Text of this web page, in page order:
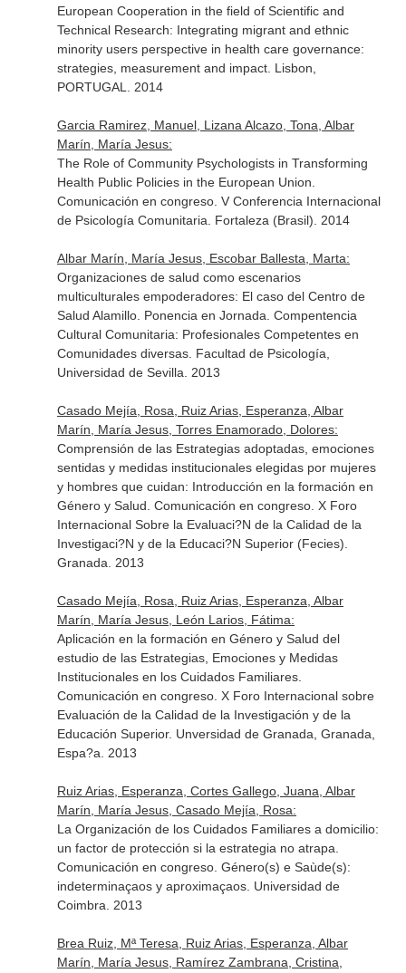
European Cooperation in the field of Scientific and
Technical Research: Integrating migrant and ethnic
minority users perspective in health care governance:
strategies, measurement and impact. Lisbon,
PORTUGAL. 2014
Garcia Ramirez, Manuel, Lizana Alcazo, Tona, Albar
Marín, María Jesus:
The Role of Community Psychologists in Transforming
Health Public Policies in the European Union.
Comunicación en congreso. V Conferencia Internacional
de Psicología Comunitaria. Fortaleza (Brasil). 2014
Albar Marín, María Jesus, Escobar Ballesta, Marta:
Organizaciones de salud como escenarios
multiculturales empoderadores: El caso del Centro de
Salud Alamillo. Ponencia en Jornada. Compentencia
Cultural Comunitaria: Profesionales Competentes en
Comunidades diversas. Facultad de Psicología,
Universidad de Sevilla. 2013
Casado Mejía, Rosa, Ruiz Arias, Esperanza, Albar
Marín, María Jesus, Torres Enamorado, Dolores:
Comprensión de las Estrategias adoptadas, emociones
sentidas y medidas institucionales elegidas por mujeres
y hombres que cuidan: Introducción en la formación en
Género y Salud. Comunicación en congreso. X Foro
Internacional Sobre la Evaluaci?N de la Calidad de la
Investigaci?N y de la Educaci?N Superior (Fecies).
Granada. 2013
Casado Mejía, Rosa, Ruiz Arias, Esperanza, Albar
Marín, María Jesus, León Larios, Fátima:
Aplicación en la formación en Género y Salud del
estudio de las Estrategias, Emociones y Medidas
Institucionales en los Cuidados Familiares.
Comunicación en congreso. X Foro Internacional sobre
Evaluación de la Calidad de la Investigación y de la
Educación Superior. Unversidad de Granada, Granada,
Espa?a. 2013
Ruiz Arias, Esperanza, Cortes Gallego, Juana, Albar
Marín, María Jesus, Casado Mejía, Rosa:
La Organización de los Cuidados Familiares a domicilio:
un factor de protección si la estrategia no atrapa.
Comunicación en congreso. Género(s) e Saùde(s):
indeterminaçaos y aproximaçaos. Universidad de
Coimbra. 2013
Brea Ruiz, Mª Teresa, Ruiz Arias, Esperanza, Albar
Marín, María Jesus, Ramírez Zambrana, Cristina,